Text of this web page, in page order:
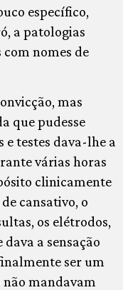
específico,
a patologias
nomes de
mas
que pudesse
e testes dava-lhe a
várias horas
clinicamente
cansativo, o
os elétrodos,
a sensação
ser um
mandavam